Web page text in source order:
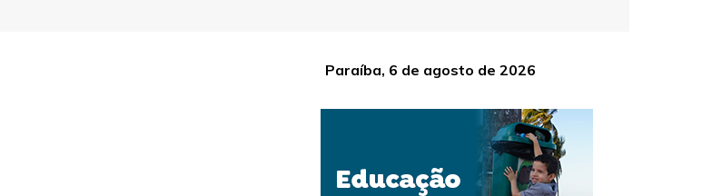
Paraíba, 6 de agosto de 2026